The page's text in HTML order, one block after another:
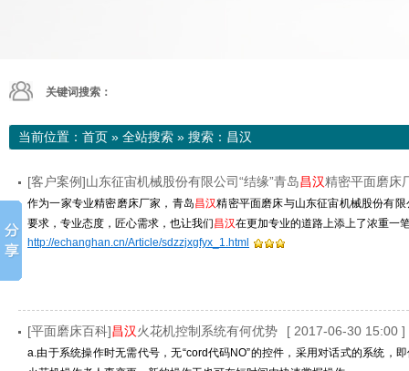
关键词搜索：
当前位置： 首页 » 全站搜索 » 搜索：昌汉
[客户案例]山东征宙机械股份有限公司“结缘”青岛昌汉精密平面磨床
作为一家专业精密磨床厂家，青岛昌汉精密平面磨床与山东征宙机械股份有
要求，专业态度，匠心需求，也让我们昌汉在更加专业的道路上添上了浓重一
http://echanghan.cn/Article/sdzzjxgfyx_1.html
[平面磨床百科]昌汉火花机控制系统有何优势 [ 2017-06-30 15:00 ]
a.由于系统操作时无需代号，无“cord代码NO”的控件，采用对话式的系统，